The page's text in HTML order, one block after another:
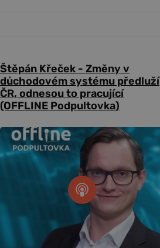
Štěpán Křeček - Změny v
důchodovém systému předluží
ČR, odnesou to pracující
(OFFLINE Podpultovka)